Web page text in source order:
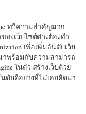
ทวีความสำคัญมาก
องเว็บไซต์ต่างต้องทำ
เพื่อเพิ่มอันดับเว็บ
าพร้อมกับความสามารถ
ในตัว สร้างเว็บด้วย
ดับดีอย่างที่ไม่เคยคิดมา